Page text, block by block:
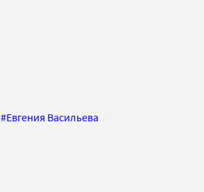
#Евгения Васильева